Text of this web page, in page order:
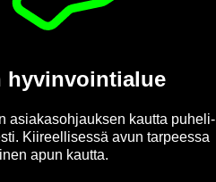
hy­vin­voin­tia­lue
asia­kas­oh­jauk­sen kaut­ta pu­he­li­
Kii­reel­li­ses­sä avun tar­pees­sa
apun kaut­ta.